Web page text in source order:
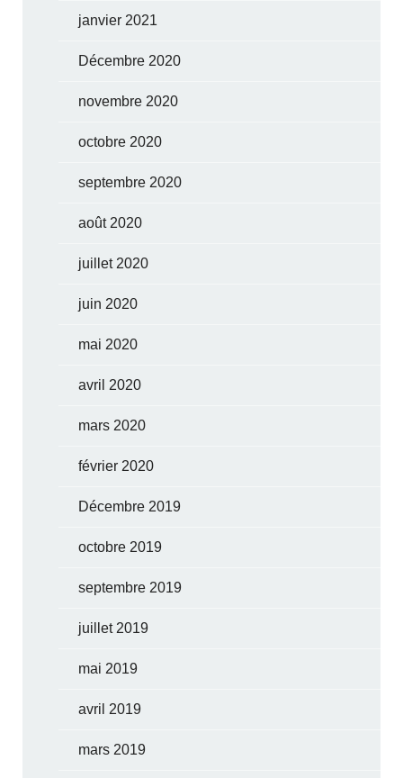
janvier 2021
Décembre 2020
novembre 2020
octobre 2020
septembre 2020
août 2020
juillet 2020
juin 2020
mai 2020
avril 2020
mars 2020
février 2020
Décembre 2019
octobre 2019
septembre 2019
juillet 2019
mai 2019
avril 2019
mars 2019